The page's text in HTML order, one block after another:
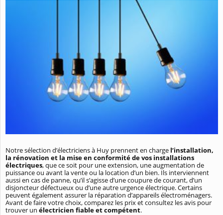
Notre sélection d’électriciens à Huy prennent en charge l’installation,
la rénovation et la mise en conformité de vos installations
électriques, que ce soit pour une extension, une augmentation de
puissance ou avant la vente ou la location d’un bien. Ils interviennent
aussi en cas de panne, qu’il s’agisse d’une coupure de courant, d’un
disjoncteur défectueux ou d’une autre urgence électrique. Certains
peuvent également assurer la réparation d’appareils électroménagers.
Avant de faire votre choix, comparez les prix et consultez les avis pour
trouver un électricien fiable et compétent.